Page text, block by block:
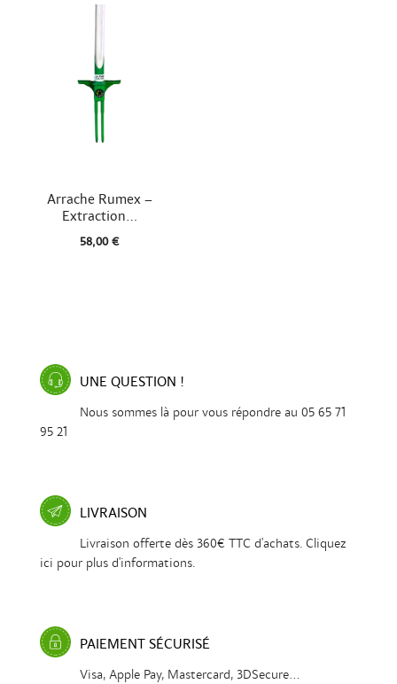
Aperçu rapide
Arrache Rumex –
Extraction...
58,00 €
UNE QUESTION !
Nous sommes là pour vous répondre au 05 65 71
95 21
LIVRAISON
Livraison offerte dès 360€ TTC d'achats. Cliquez
ici pour plus d'informations.
PAIEMENT SÉCURISÉ
Visa, Apple Pay, Mastercard, 3DSecure...